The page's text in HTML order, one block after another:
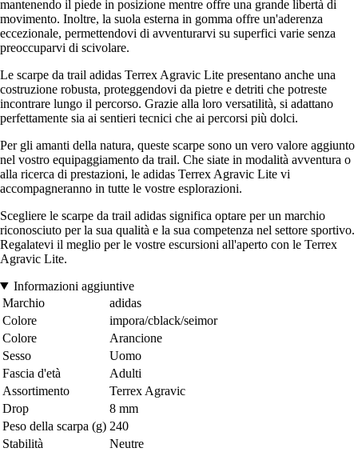
mantenendo il piede in posizione mentre offre una grande libertà di
movimento. Inoltre, la suola esterna in gomma offre un'aderenza
eccezionale, permettendovi di avventurarvi su superfici varie senza
preoccuparvi di scivolare.
Le scarpe da trail adidas Terrex Agravic Lite presentano anche una
costruzione robusta, proteggendovi da pietre e detriti che potreste
incontrare lungo il percorso. Grazie alla loro versatilità, si adattano
perfettamente sia ai sentieri tecnici che ai percorsi più dolci.
Per gli amanti della natura, queste scarpe sono un vero valore aggiunto
nel vostro equipaggiamento da trail. Che siate in modalità avventura o
alla ricerca di prestazioni, le adidas Terrex Agravic Lite vi
accompagneranno in tutte le vostre esplorazioni.
Scegliere le scarpe da trail adidas significa optare per un marchio
riconosciuto per la sua qualità e la sua competenza nel settore sportivo.
Regalatevi il meglio per le vostre escursioni all'aperto con le Terrex
Agravic Lite.
Informazioni aggiuntive
Marchio
adidas
Colore
impora/cblack/seimor
Colore
Arancione
Sesso
Uomo
Fascia d'età
Adulti
Assortimento
Terrex Agravic
Drop
8 mm
Peso della scarpa (g) 240
Stabilità
Neutre